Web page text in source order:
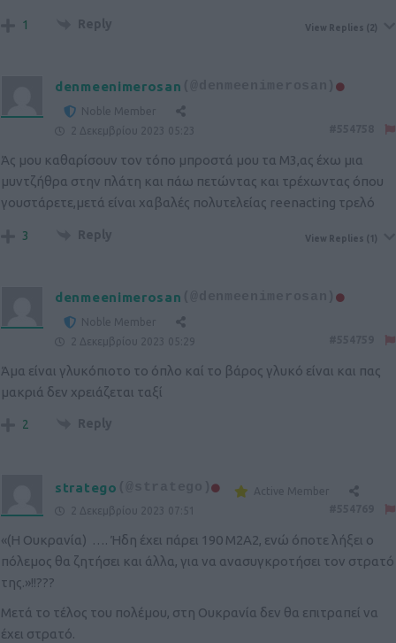
1 Reply View Replies (2)
denmeenimerosan (@denmeenimerosan)
Noble Member
2 Δεκεμβρίου 2023 05:23
Άς μου καθαρίσουν τον τόπο μπροστά μου τα Μ3,ας έχω μια
μυντζήθρα στην πλάτη και πάω πετώντας και τρέχωντας όπου
γουστάρετε,μετά είναι χαβαλές πολυτελείας reenacting τρελό
3 Reply View Replies (1)
denmeenimerosan (@denmeenimerosan)
Noble Member
2 Δεκεμβρίου 2023 05:29
Άμα είναι γλυκόπιοτο το όπλο καί το βάρος γλυκό είναι και πας
μακριά δεν χρειάζεται ταξί
2 Reply
stratego (@stratego)
Active Member
2 Δεκεμβρίου 2023 07:51
«(Η Ουκρανία) …. Ήδη έχει πάρει 190 M2A2, ενώ όποτε λήξει ο
πόλεμος θα ζητήσει και άλλα, για να ανασυγκροτήσει τον στρατό
της.»!!???
Μετά το τέλος του πολέμου, στη Ουκρανία δεν θα επιτραπεί να
έχει στρατό.